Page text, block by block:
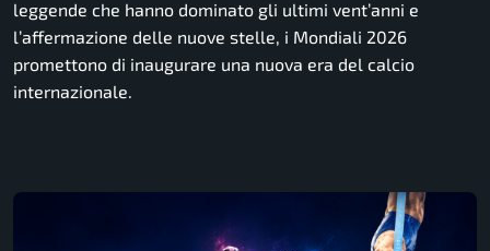
leggende che hanno dominato gli ultimi vent’anni e
l’affermazione delle nuove stelle, i Mondiali 2026
promettono di inaugurare una nuova era del calcio
internazionale.